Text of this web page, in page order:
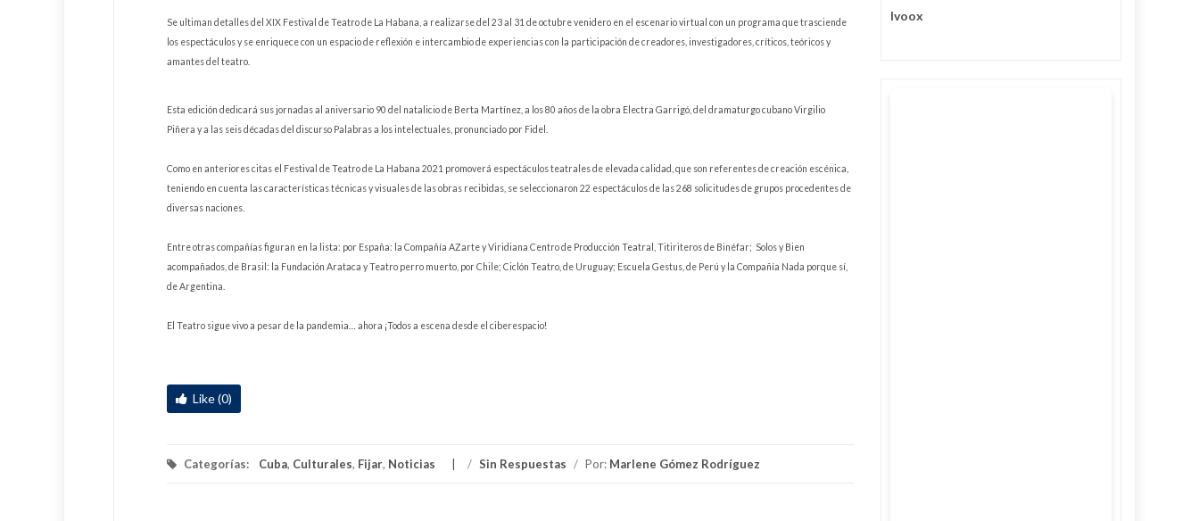
Se ultiman detalles del XIX Festival de Teatro de La Habana, a realizarse del 23 al 31 de octubre venidero en el escenario virtual con un programa que trasciende
los espectáculos y se enriquece con un espacio de reflexión e intercambio de experiencias con la participación de creadores, investigadores, críticos, teóricos y
amantes del teatro.
Esta edición dedicará sus jornadas al aniversario 90 del natalicio de Berta Martínez, a los 80 años de la obra Electra Garrigó, del dramaturgo cubano Virgilio
Piñera y a las seis décadas del discurso Palabras a los intelectuales, pronunciado por Fidel.
Como en anteriores citas el Festival de Teatro de La Habana 2021 promoverá espectáculos teatrales de elevada calidad, que son referentes de creación escénica,
teniendo en cuenta las características técnicas y visuales de las obras recibidas, se seleccionaron 22 espectáculos de las 268 solicitudes de grupos procedentes de
diversas naciones.
Entre otras compañías figuran en la lista: por España: la Compañía AZarte y Viridiana Centro de Producción Teatral, Titiriteros de Binéfar; Solos y Bien
acompañados, de Brasil: la Fundación Arataca y Teatro perro muerto, por Chile; Ciclón Teatro, de Uruguay; Escuela Gestus, de Perú y la Compañía Nada porque sí,
de Argentina.
El Teatro sigue vivo a pesar de la pandemia… ahora ¡Todos a escena desde el ciberespacio!
Like (0)
Categorías: Cuba, Culturales, Fijar, Noticias / Sin Respuestas / Por: Marlene Gómez Rodríguez
Ivoox